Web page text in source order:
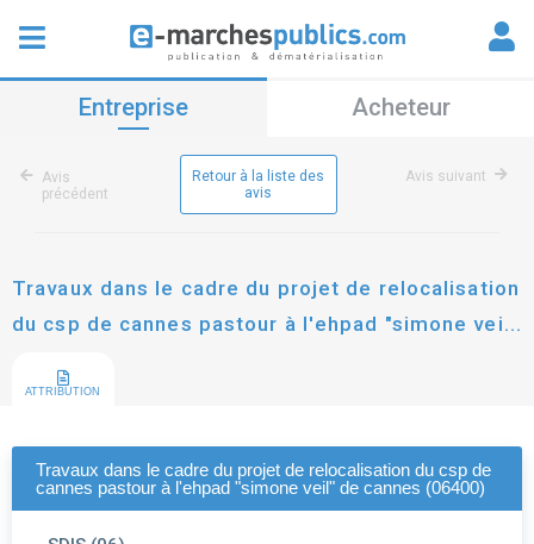
Entreprise Acheteur
Avis
précédent
Retour à la liste des
avis
Avis suivant
Travaux dans le cadre du projet de relocalisation
du csp de cannes pastour à l'ehpad "simone veil"
ATTRIBUTION
Travaux dans le cadre du projet de relocalisation du csp de
cannes pastour à l'ehpad "simone veil" de cannes (06400)